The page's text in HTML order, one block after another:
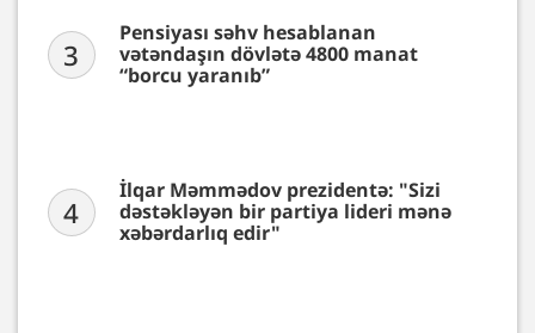
3
Pensiyası səhv hesablanan
vətəndaşın dövlətə 4800 manat
“borcu yaranıb”
4
İlqar Məmmədov prezidentə: "Sizi
dəstəkləyən bir partiya lideri mənə
xəbərdarlıq edir"